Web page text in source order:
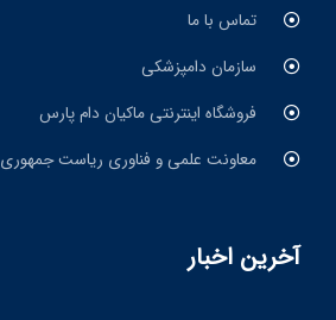
تماس با ما
سازمان دامپزشکی
فروشگاه اینترنتی ماکیان دام پارس
معاونت علمی و فناوری ریاست جمهوری
آخرین اخبار